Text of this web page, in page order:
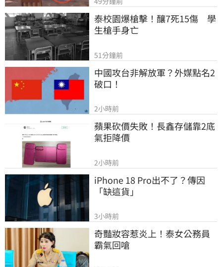
泰校園爆槍擊！釀7死15傷　學
生槍手身亡
51分鐘前
中國攻台非解放軍？外媒點名2
破口！
2小時前
蘋果砍價失敗！長鑫存儲靠2底
氣拒降價
2小時前
iPhone 18 Pro出不了？傳因
「缺這貨」
3小時前
奇豔妝容惹炎上！泰女公務員
霸氣回嗆